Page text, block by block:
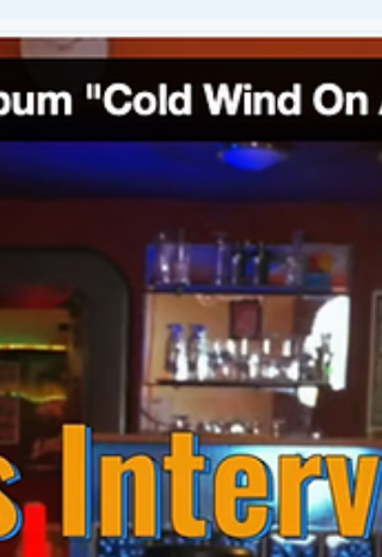
doch alte Romantiker 😊
Hier kommt Video Nummer Zwei aus dem
Herzschmerz Ballade. Diesmal geht es etwas
konkreter um die ersten vier Songs aus dem
spannend, weil ihr dadurch einen besseren
Einblick bekommt warum bestimmte Sachen
auf dem Album so sind, wie sie sind.